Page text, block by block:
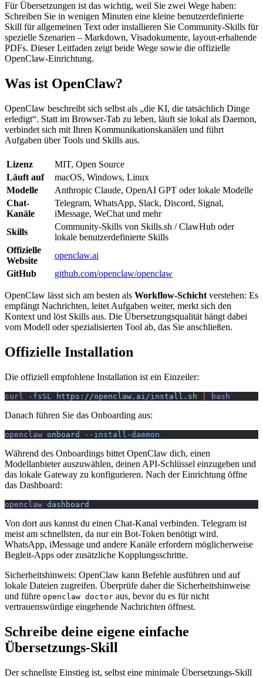
Für Übersetzungen ist das wichtig, weil Sie zwei Wege haben:
Schreiben Sie in wenigen Minuten eine kleine benutzerdefinierte
Skill für allgemeinen Text oder installieren Sie Community-Skills für
spezielle Szenarien – Markdown, Visadokumente, layout-erhaltende
PDFs. Dieser Leitfaden zeigt beide Wege sowie die offizielle
OpenClaw-Einrichtung.
Was ist OpenClaw?
OpenClaw beschreibt sich selbst als „die KI, die tatsächlich Dinge
erledigt“. Statt im Browser-Tab zu leben, läuft sie lokal als Daemon,
verbindet sich mit Ihren Kommunikationskanälen und führt
Aufgaben über Tools und Skills aus.
Lizenz
MIT, Open Source
Läuft auf
macOS, Windows, Linux
Modelle
Anthropic Claude, OpenAI GPT oder lokale Modelle
Chat-
Kanäle
Telegram, WhatsApp, Slack, Discord, Signal,
iMessage, WeChat und mehr
Skills
Community-Skills von Skills.sh / ClawHub oder
lokale benutzerdefinierte Skills
Offizielle
Website
openclaw.ai
GitHub
github.com/openclaw/openclaw
OpenClaw lässt sich am besten als Workflow-Schicht verstehen: Es
empfängt Nachrichten, leitet Aufgaben weiter, merkt sich den
Kontext und löst Skills aus. Die Übersetzungsqualität hängt dabei
vom Modell oder spezialisierten Tool ab, das Sie anschließen.
Offizielle Installation
Die offiziell empfohlene Installation ist ein Einzeiler:
curl -fsSL https://openclaw.ai/install.sh bash
Danach führen Sie das Onboarding aus:
openclaw onboard --install-daemon
Während des Onboardings bittet OpenClaw dich, einen
Modellanbieter auszuwählen, deinen API-Schlüssel einzugeben und
das lokale Gateway zu konfigurieren. Nach der Einrichtung öffne
das Dashboard:
openclaw dashboard
Von dort aus kannst du einen Chat-Kanal verbinden. Telegram ist
meist am schnellsten, da nur ein Bot-Token benötigt wird.
WhatsApp, iMessage und andere Kanäle erfordern möglicherweise
Begleit-Apps oder zusätzliche Kopplungsschritte.
Sicherheitshinweis: OpenClaw kann Befehle ausführen und auf
lokale Dateien zugreifen. Überprüfe daher die Sicherheitshinweise
und führe openclaw doctor aus, bevor du es für nicht
vertrauenswürdige eingehende Nachrichten öffnest.
Schreibe deine eigene einfache
Übersetzungs-Skill
Der schnellste Einstieg ist, selbst eine minimale Übersetzungs-Skill